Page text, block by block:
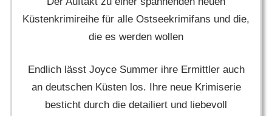
Küstenkrimireihe für alle Ostseekrimifans und die,
die es werden wollen
Endlich lässt Joyce Summer ihre Ermittler auch
an deutschen Küsten los. Ihre neue Krimiserie
besticht durch die detailiert und liebevoll